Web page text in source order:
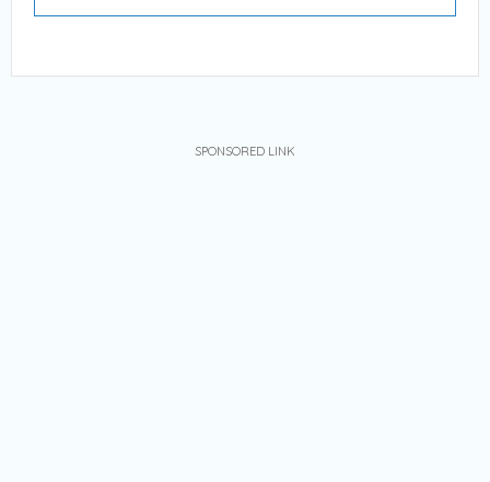
SPONSORED LINK